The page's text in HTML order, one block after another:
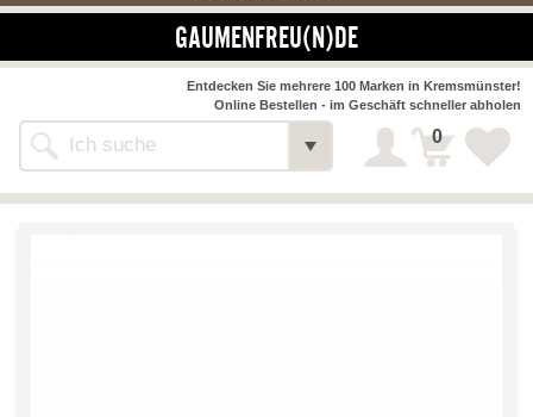
GAUMENFREU(N)DE
Alle Webseiten
Entdecken Sie mehrere 100 Marken in Kremsmünster!
Online Bestellen - im Geschäft schneller abholen
0
NAHVERSORGER
>> Bauernmarkt << Detail
Bäckerei-Konditorei-Café